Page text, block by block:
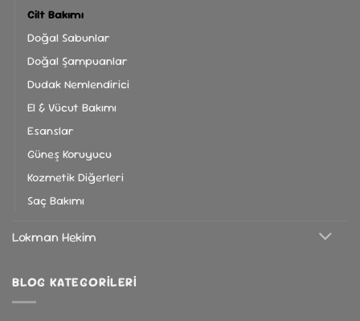
Cilt Bakımı
Doğal Sabunlar
Doğal Şampuanlar
Dudak Nemlendirici
El & Vücut Bakımı
Esanslar
Güneş Koruyucu
Kozmetik Diğerleri
Saç Bakımı
Lokman Hekim
BLOG KATEGORILERI